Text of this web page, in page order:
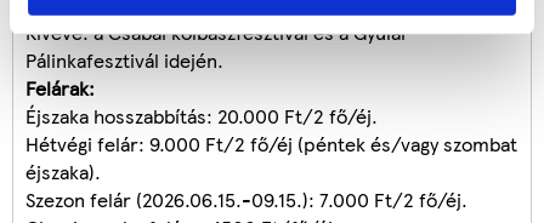
Kivéve: a Csabai kolbászfesztivál és a Gyulai
Pálinkafesztivál idején.
Felárak:
Éjszaka hosszabbítás: 20.000 Ft/2 fő/éj.
Hétvégi felár: 9.000 Ft/2 fő/éj (péntek és/vagy szombat
éjszaka).
Szezon felár (2026.06.15.-09.15.): 7.000 Ft/2 fő/éj.